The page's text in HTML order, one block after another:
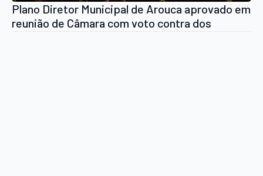
Plano Diretor Municipal de Arouca aprovado em
reunião de Câmara com voto contra dos